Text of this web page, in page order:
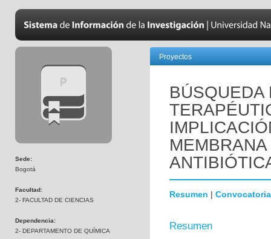
Sede:
Bogotá
Facultad:
2- FACULTAD DE CIENCIAS
Dependencia:
2- DEPARTAMENTO DE QUÍMICA
Proyectos
BÚSQUEDA
Resumen | Convocatoria
Resumen